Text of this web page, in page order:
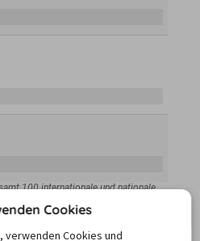
Cookies
verwenden Cookies und